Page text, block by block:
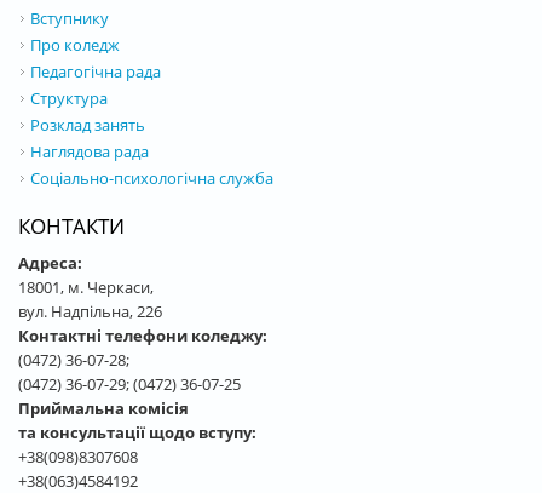
Вступнику
Про коледж
Педагогічна рада
Структура
Розклад занять
Наглядова рада
Соціально-психологічна служба
КОНТАКТИ
Адреса:
18001, м. Черкаси,
вул. Надпільна, 226
Контактні телефони коледжу:
(0472) 36-07-28;
(0472) 36-07-29; (0472) 36-07-25
Приймальна комісія
та консультації щодо вступу:
+38(098)8307608
+38(063)4584192